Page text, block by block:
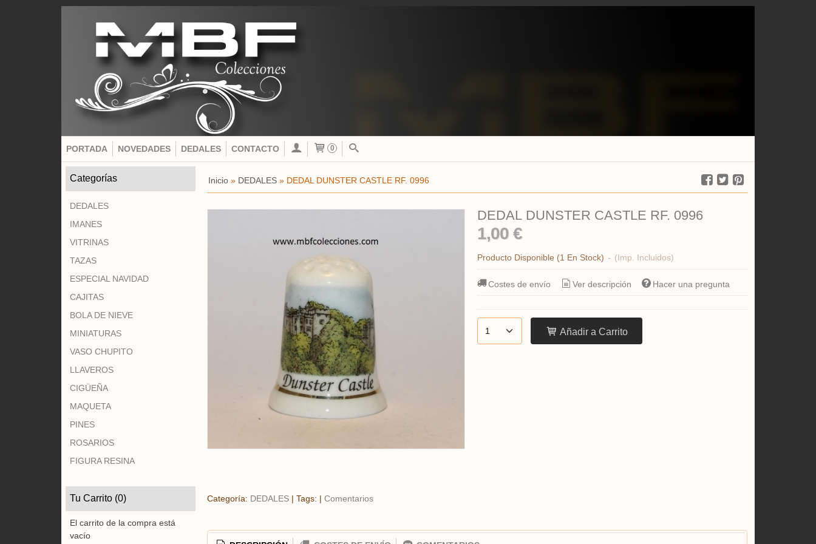
PORTADA NOVEDADES DEDALES CONTACTO 0
Categorías
DEDALES
IMANES
VITRINAS
TAZAS
ESPECIAL NAVIDAD
CAJITAS
BOLA DE NIEVE
MINIATURAS
VASO CHUPITO
LLAVEROS
CIGÜEÑA
MAQUETA
PINES
ROSARIOS
FIGURA RESINA
Tu Carrito (0)
El carrito de la compra está
vacío
Inicio» DEDALES» DEDAL DUNSTER CASTLE RF. 0996
DEDAL DUNSTER CASTLE RF. 0996
1,00 €
Producto Disponible (1 En Stock) - (Imp. Incluidos)
Costes de envío Ver descripción Hacer una pregunta
Añadir a Carrito
Categoría: DEDALES| Tags: | Comentarios